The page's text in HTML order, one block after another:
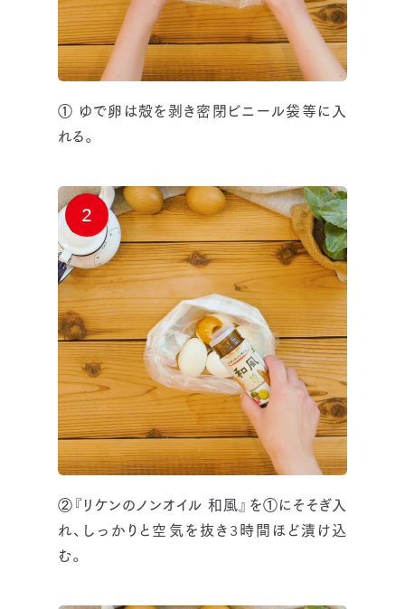
① ゆで卵は殻を剥き密閉ビニール袋等に入
れる。
②『リケンのノンオイル 和風』を①にそそぎ入
れ、しっかりと空気を抜き3時間ほど漬け込
む。
2